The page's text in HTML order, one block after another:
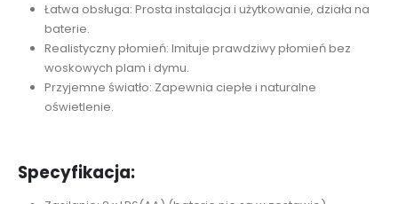
Łatwa obsługa: Prosta instalacja i użytkowanie, działa na
baterie.
Realistyczny płomień: Imituje prawdziwy płomień bez
woskowych plam i dymu.
Przyjemne światło: Zapewnia ciepłe i naturalne
oświetlenie.
Specyfikacja: